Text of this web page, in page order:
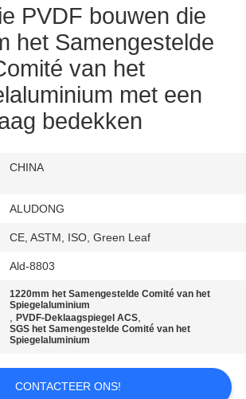
PVDF bouwen die
het Samengestelde
van het
met een
bedekken
CHINA
ALUDONG
CE, ASTM, ISO, Green Leaf
Ald-8803
1220mm het Samengestelde Comité van het
Spiegelaluminium
,PVDF-Deklaagspiegel ACS,
SGS het Samengestelde Comité van het
Spiegelaluminium
CONTACTEER ONS!